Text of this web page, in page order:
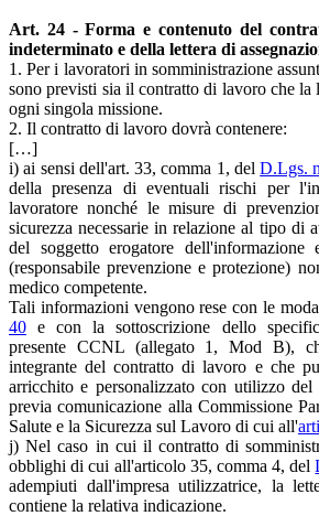
Art. 24 - Forma e contenuto del
indeterminato e della lettera di
1. Per i lavoratori in somministrazione
sono previsti sia il contratto di lavoro che la
ogni singola missione.
2. Il contratto di lavoro dovrà contenere:
[…]
i) ai sensi dell'art. 33, comma 1, delD.Lgs.
della presenza di eventuali rischi per
lavoratore nonché le misure di
sicurezza necessarie in relazione al tipo di
del soggetto erogatore dell'informazione
(responsabile prevenzione e protezione)
medico competente.
Tali informazioni vengono rese con le
40 e con la sottoscrizione dello
presente CCNL (allegato 1, Mod B),
integrante del contratto di lavoro e che
arricchito e personalizzato con utilizzo
previa comunicazione alla Commissione
Salute e la Sicurezza sul Lavoro di cui all'
j) Nel caso in cui il contratto di
obblighi di cui all'articolo 35, comma 4, del
adempiuti dall'impresa utilizzatrice, la
contiene la relativa indicazione.